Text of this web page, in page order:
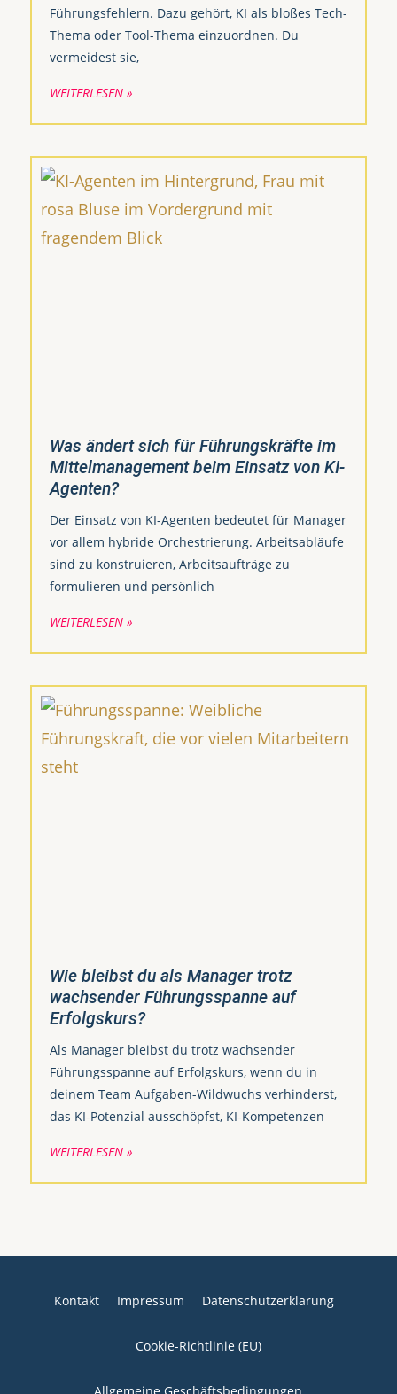
Führungsfehlern. Dazu gehört, KI als bloßes Tech-
Thema oder Tool-Thema einzuordnen. Du
vermeidest sie,
WEITERLESEN »
Was ändert sich für Führungskräfte im
Mittelmanagement beim Einsatz von KI-
Agenten?
Der Einsatz von KI-Agenten bedeutet für Manager
vor allem hybride Orchestrierung. Arbeitsabläufe
sind zu konstruieren, Arbeitsaufträge zu
formulieren und persönlich
WEITERLESEN »
Wie bleibst du als Manager trotz
wachsender Führungsspanne auf
Erfolgskurs?
Als Manager bleibst du trotz wachsender
Führungsspanne auf Erfolgskurs, wenn du in
deinem Team Aufgaben-Wildwuchs verhinderst,
das KI-Potenzial ausschöpfst, KI-Kompetenzen
WEITERLESEN »
Kontakt Impressum Datenschutzerklärung
Cookie-Richtlinie (EU)
Allgemeine Geschäftsbedingungen